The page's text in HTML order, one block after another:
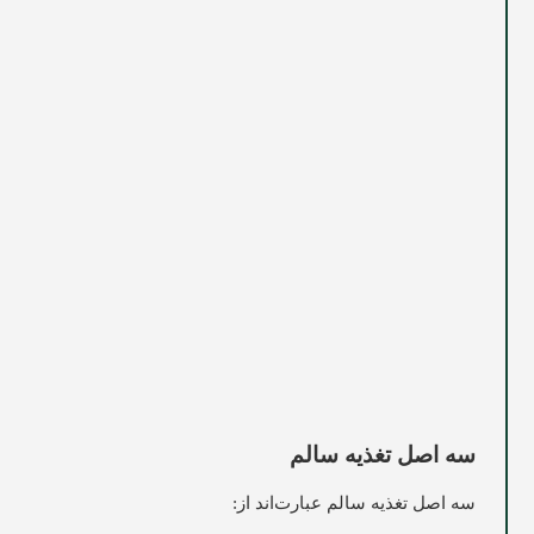
سه اصل تغذیه سالم
سه اصل تغذیه سالم عبارت‌اند از: